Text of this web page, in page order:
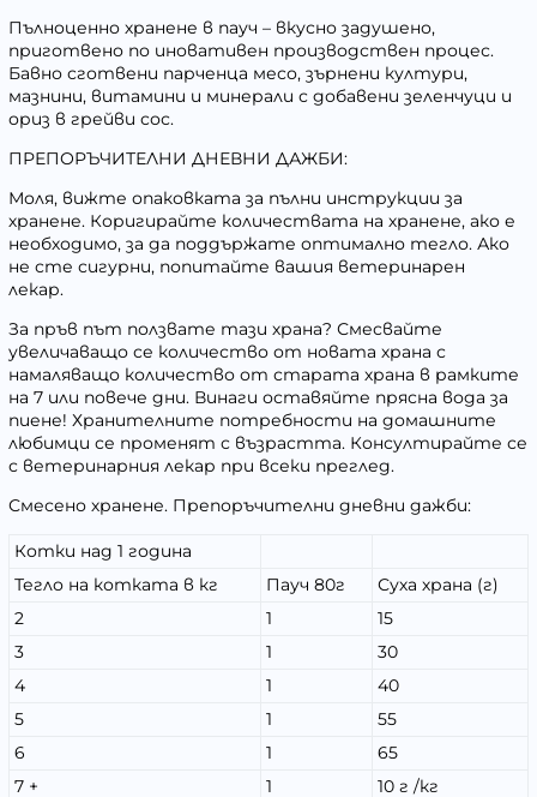
Пълноценно хранене в пауч – вкусно задушено,
приготвено по иновативен производствен процес.
Бавно сготвени парченца месо, зърнени култури,
мазнини, витамини и минерали с добавени зеленчуци и
ориз в грейви сос.
ПРЕПОРЪЧИТЕЛНИ ДНЕВНИ ДАЖБИ:
Моля, вижте опаковката за пълни инструкции за
хранене. Коригирайте количествата на хранене, ако е
необходимо, за да поддържате оптимално тегло. Ако
не сте сигурни, попитайте вашия ветеринарен
лекар.
За пръв път ползвате тази храна? Смесвайте
увеличаващо се количество от новата храна с
намаляващо количество от старата храна в рамките
на 7 или повече дни. Винаги оставяйте прясна вода за
пиене! Хранителните потребности на домашните
любимци се променят с възрастта. Консултирайте се
с ветеринарния лекар при всеки преглед.
Смесено хранене. Препоръчителни дневни дажби:
Котки над 1 година
Тегло на котката в кг
Пауч 80г
Суха храна (г)
2
1
15
3
1
30
4
1
40
5
1
55
6
1
65
7 +
1 10 г /кг